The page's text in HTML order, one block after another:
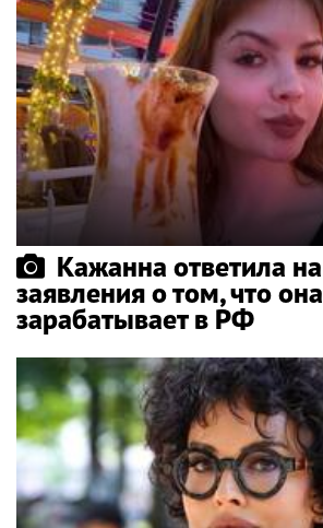
Кажанна ответила на
заявления о том, что она
зарабатывает в РФ